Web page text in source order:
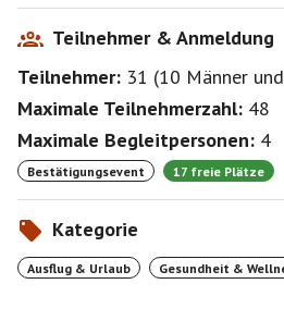
Die Preiskalkulation erfolgt
angefragten Programmpunkte
Reiseveranstalter durch, so dass
zwischen uns ein verbindlicher
abgeschlossen werden müsste.
Teilnehmer & Anmeldung
Teilnehmer: 31 (10 Männer und
Maximale Teilnehmerzahl: 48
Maximale Begleitpersonen: 4
Bestätigungsevent 17 freie Plätze
Kategorie
Ausflug & Urlaub Gesundheit &